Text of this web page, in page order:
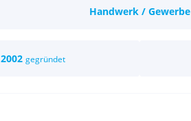
Handwerk / Gewerbe
2002 gegründet